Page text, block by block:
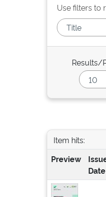
Use filters to
Results/
Item hits:
Preview
Date